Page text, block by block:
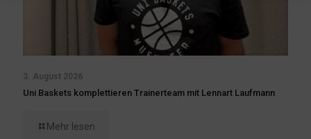
3. August 2026
Uni Baskets komplettieren Trainerteam mit Lennart Laufmann
Mehr lesen